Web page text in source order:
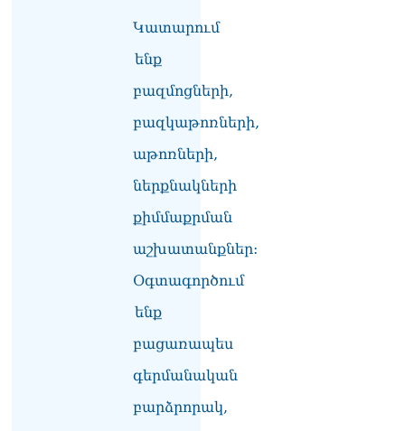
Կատարում
ենք
բազմոցների,
բազկաթոռների,
աթոռների,
ներքնակների
քիմմաքրման
աշխատանքներ:
Օգտագործում
ենք
բացառապես
գերմանական
բարձրորակ,
ժողովրդի շահերի
06.08.2026
Եթե ուզում եք՝ ռեբուսը
ամսվա մեջ ՀՀ-ն 29 800-ից
ո՞նց դարձավ 29 743 քկմ
06.08.2026
խոսքը դեռ կասենք»․
Դավիթ Իշխանյան
06.08.2026
մեկ՝ դատարանը ո՞նց
Եկեղեցու գործին, մի հատ
էլ ասում են՝ չի կատարվում
վճիռը